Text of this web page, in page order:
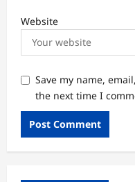
Website
Save my name,
the next time I